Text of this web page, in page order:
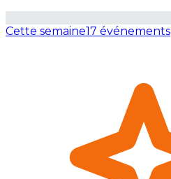
Cette semaine17 événements